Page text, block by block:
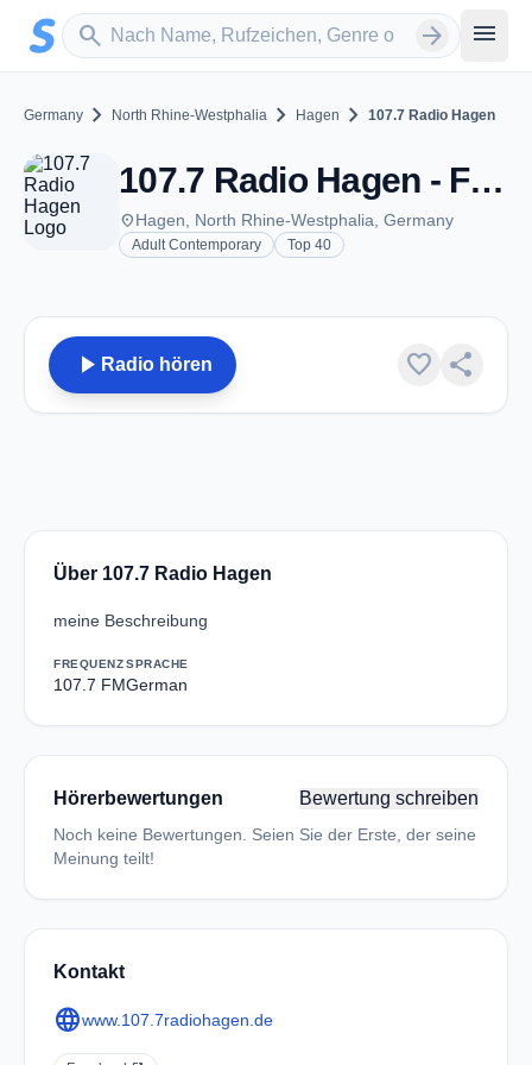
Zum Hauptinhalt springen
search
Sender suchen arrow_forward menu
Germany chevron_right North Rhine-Westphalia chevron_right Hagen chevron_right 107.7 Radio Hagen
107.7 Radio Hagen - FM 107.7 - Hagen
placeHagen, North Rhine-Westphalia, Germany
Adult Contemporary Top 40
play_arrow Radio hören favorite share
Über 107.7 Radio Hagen
meine Beschreibung
FREQUENZ
107.7 FM
SPRACHE
German
Hörerbewertungen Bewertung schreiben
Noch keine Bewertungen. Seien Sie der Erste, der seine
Meinung teilt!
Kontakt
languagewww.107.7radiohagen.de